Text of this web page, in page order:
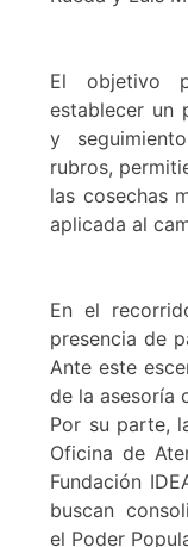
El objetivo
establecer un
y
rubros,
las cosechas
aplicada al
En el
presencia de
Ante este
de la asesoría
Por su parte,
Oficina de
Fundación
buscan
el Poder